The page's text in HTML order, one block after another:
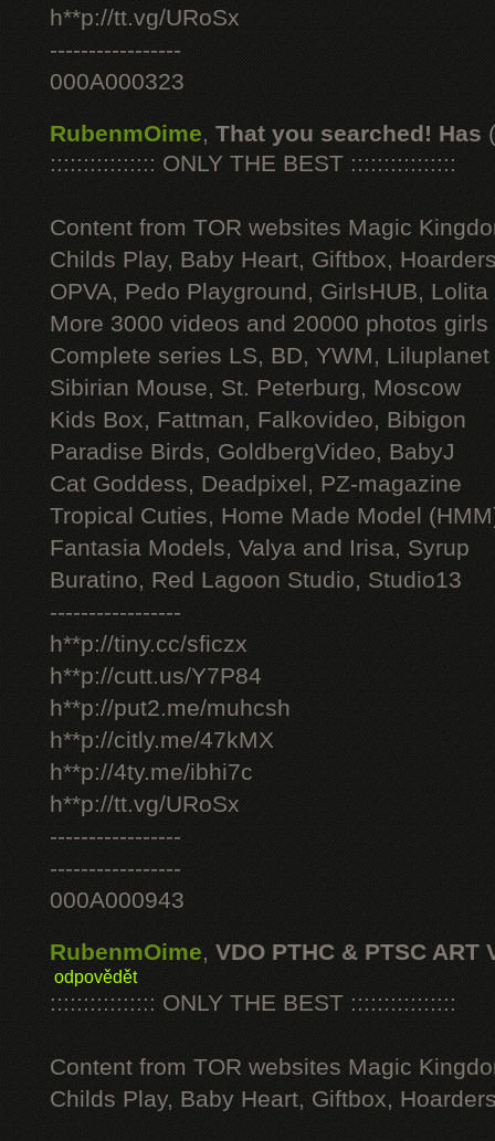
h**p://tt.vg/URoSx
-----------------
000A000323
RubenmOime, That you searched! Has
:::::::::::::::: ONLY THE BEST ::::::::::::::::
Content from TOR websites Magic
Childs Play, Baby Heart, Giftbox,
OPVA, Pedo Playground, GirlsHUB, Lolita
More 3000 videos and 20000 photos
Complete series LS, BD, YWM, Liluplanet
Sibirian Mouse, St. Peterburg, Moscow
Kids Box, Fattman, Falkovideo, Bibigon
Paradise Birds, GoldbergVideo, BabyJ
Cat Goddess, Deadpixel, PZ-magazine
Tropical Cuties, Home Made Model
Fantasia Models, Valya and Irisa, Syrup
Buratino, Red Lagoon Studio, Studio13
-----------------
h**p://tiny.cc/sficzx
h**p://cutt.us/Y7P84
h**p://put2.me/muhcsh
h**p://citly.me/47kMX
h**p://4ty.me/ibhi7c
h**p://tt.vg/URoSx
-----------------
-----------------
000A000943
RubenmOime, VDO PTHC & PTSC ART
odpovědět
:::::::::::::::: ONLY THE BEST ::::::::::::::::
Content from TOR websites Magic
Childs Play, Baby Heart, Giftbox,